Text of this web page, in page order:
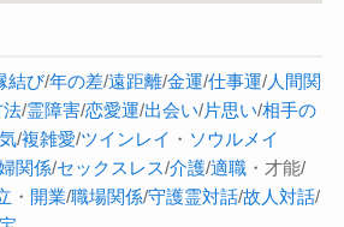
結び/年の差/遠距離/金運/仕事運/人間関
法/霊障害/恋愛運/出会い/片思い/相手の
/複雑愛/ツインレイ ・ ソウルメイ
関係/セックスレス/介護/適職・才能/
・ 開業/職場関係/守護霊対話/故人対話/